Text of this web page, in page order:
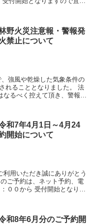
野火災注意報・警報発
禁止について
強風や乾燥した気象条件の
れることとなりました。 法
るべく控えて頂き、警報発
和7年4月1日～4月24
開始について
用いただき誠にありがとう
ご予約は、ネット予約、電
００から 受付開始となりま
和8年6月分のご予約開